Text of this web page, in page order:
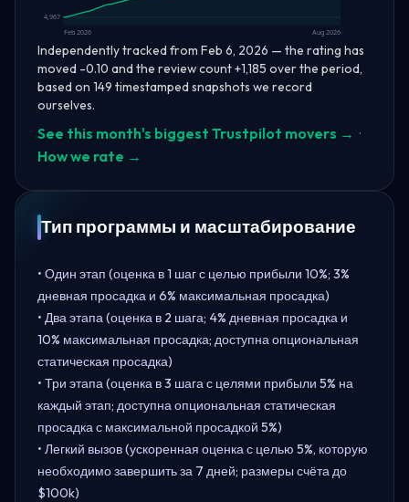
4,967
Feb 2026 Aug 2026
Independently tracked from Feb 6, 2026 — the rating has
moved -0.10 and the review count +1,185 over the period,
based on 149 timestamped snapshots we record
ourselves.
See this month's biggest Trustpilot movers → ·
How we rate →
Тип программы и масштабирование
• Один этап (оценка в 1 шаг с целью прибыли 10%; 3%
дневная просадка и 6% максимальная просадка)
• Два этапа (оценка в 2 шага; 4% дневная просадка и
10% максимальная просадка; доступна опциональная
статическая просадка)
• Три этапа (оценка в 3 шага с целями прибыли 5% на
каждый этап; доступна опциональная статическая
просадка с максимальной просадкой 5%)
• Легкий вызов (ускоренная оценка с целью 5%, которую
необходимо завершить за 7 дней; размеры счёта до
$100k)